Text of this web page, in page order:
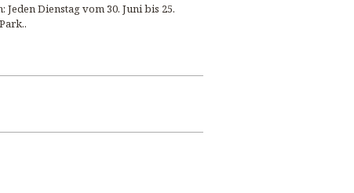
Dienstag vom 30. Juni bis 25.